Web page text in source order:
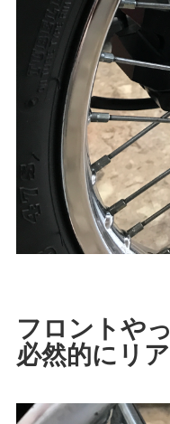
フロントや
必然的にリ